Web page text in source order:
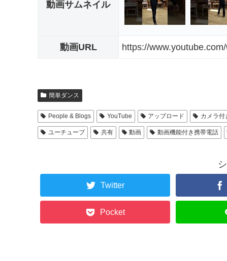
動画サムネイル
動画URL https://
簡単ダンス
People & Blogs YouTube アップロード カメラ付
ユーチューブ 共有 動画 動画機能付き携帯電話
Twitter
Pocket